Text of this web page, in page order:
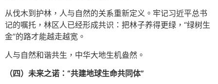
从伐木到护林，人与自然的关系重新定义。牢记习近平总书
记的嘱托，林区人已经形成共识：把林子养得更绿，“绿树生
金”的路才能越走越宽。
人与自然和谐共生，中华大地生机盎然。
（四）未来之诺：“共建地球生命共同体”